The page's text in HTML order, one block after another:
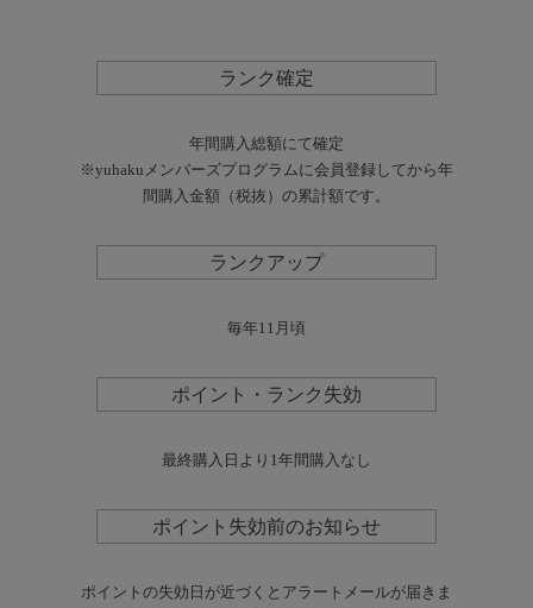
ランク確定
年間購入総額にて確定
※yuhakuメンバーズプログラムに会員登録してから年
間購入金額（税抜）の累計額です。
ランクアップ
毎年11月頃
ポイント・ランク失効
最終購入日より1年間購入なし
ポイント失効前のお知らせ
ポイントの失効日が近づくとアラートメールが届きま